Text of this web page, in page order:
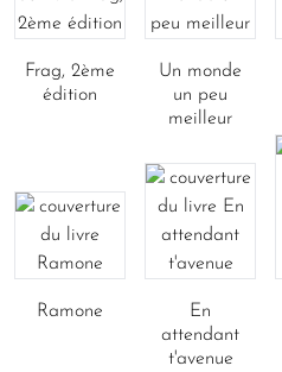
Frag, 2ème
édition
Un monde
un peu
meilleur
Ramone
En
attendant
t'avenue